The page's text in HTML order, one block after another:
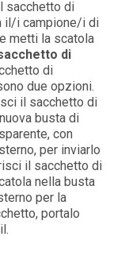
sacchetto di
il/i campione/i di
metti la scatola
di
di
due opzioni.
il sacchetto di
busta di
con
per inviarlo
il sacchetto di
nella busta
per la
portalo